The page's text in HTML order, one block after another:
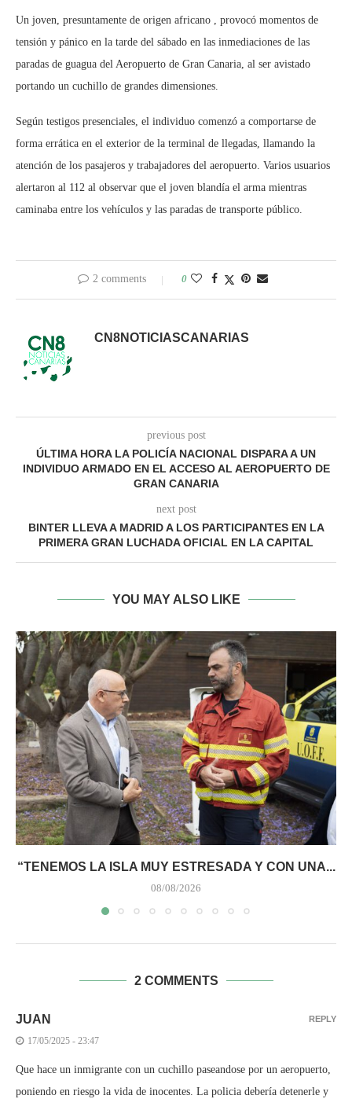
Un joven, presuntamente de origen africano , provocó momentos de
tensión y pánico en la tarde del sábado en las inmediaciones de las
paradas de guagua del Aeropuerto de Gran Canaria, al ser avistado
portando un cuchillo de grandes dimensiones.
Según testigos presenciales, el individuo comenzó a comportarse de
forma errática en el exterior de la terminal de llegadas, llamando la
atención de los pasajeros y trabajadores del aeropuerto. Varios usuarios
alertaron al 112 al observar que el joven blandía el arma mientras
caminaba entre los vehículos y las paradas de transporte público.
2 comments 0
CN8NOTICIASCANARIAS
previous post
ÚLTIMA HORA LA POLICÍA NACIONAL DISPARA A UN
INDIVIDUO ARMADO EN EL ACCESO AL AEROPUERTO DE
GRAN CANARIA
next post
BINTER LLEVA A MADRID A LOS PARTICIPANTES EN LA
PRIMERA GRAN LUCHADA OFICIAL EN LA CAPITAL
YOU MAY ALSO LIKE
“TENEMOS LA ISLA MUY ESTRESADA Y CON UNA...
08/08/2026
2 COMMENTS
JUAN
17/05/2025 - 23:47
Que hace un inmigrante con un cuchillo paseandose por un aeropuerto,
poniendo en riesgo la vida de inocentes. La policia debería detenerle y
REPLY